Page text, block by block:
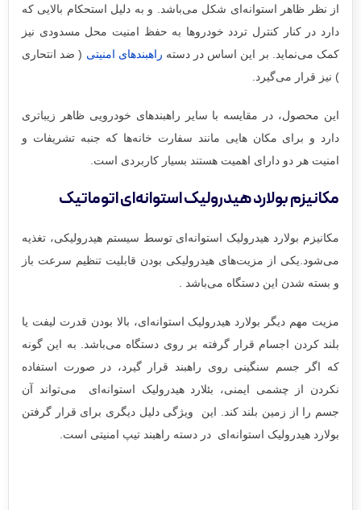
از نظر ظاهر استوانه‌ای شکل می‌باشد. و به دلیل استحکام بالایی که
دارد در کنار کنترل تردد خودروها به حفظ امنیت محل مسدودی نیز
کمک می‌نماید. بر این اساس در دسته راهبندهای امنیتی ( ضد انتحاری
) نیز قرار می‌گیرد.
این محصول، در مقایسه با سایر راهبندهای خودرویی ظاهر زیباتری
دارد و برای مکان هایی مانند سفارت خانه‌ها که جنبه تشریفات و
امنیت هر دو دارای اهمیت هستند بسیار کاربردی است.
مکانیزم بولارد هیدرولیک استوانه‌ای اتوماتیک
مکانیزم بولارد هیدرولیک استوانه‌ای توسط سیستم هیدرولیکی، تغذیه
می‌شود.یکی از مزیت‌های هیدرولیکی بودن قابلیت تنظیم سرعت باز
و بسته شدن این دستگاه می‌باشد .
مزیت مهم دیگر بولارد هیدرولیک استوانه‌ای، بالا بودن قدرت لیفت یا
بلند کردن اجسام قرار گرفته بر روی دستگاه می‌باشد. به این گونه
که اگر جسم سنگینی روی راهبند قرار گیرد، در صورت استفاده
نکردن از چشمی ایمنی، بئلارد هیدرولیک استوانه‌ای می‌تواند آن
جسم را از زمین بلند کند. این ویژگی دلیل دیگری برای قرار گرفتن
بولارد هیدرولیک استوانه‌ای در دسته راهبند تیپ امنیتی است.